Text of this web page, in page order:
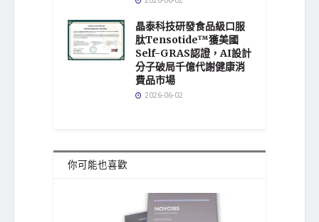
晶泰科技研發食品級口服
肽Tensotide™獲美國
Self-GRAS認證，AI設計
分子破局千億代謝健康消
費品市場
2026-06-02
你可能也喜歡